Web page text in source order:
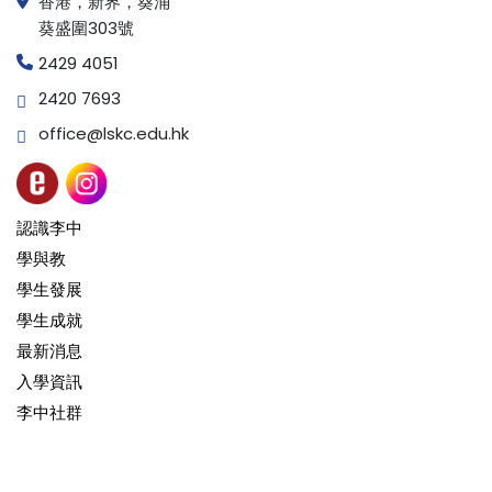
葵盛圍303號
2429 4051
2420 7693
office@lskc.edu.hk
認識李中
學與教
學生發展
學生成就
最新消息
入學資訊
李中社群